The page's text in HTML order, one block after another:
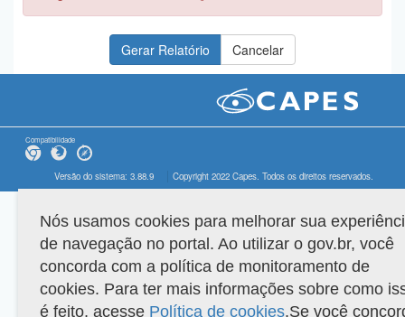
Compatibilidade
Versão do sistema: 3.88.9 Copyright 2022 Capes. Todos os direitos reservados.
Nós usamos cookies para melhorar sua
de navegação no portal. Ao utilizar o gov.br, você
concorda com a política de monitoramento de
cookies. Para ter mais informações sobre como
é feito, acesse Política de cookies.Se você